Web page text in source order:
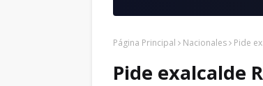
Página Principal Nacionales Pide
Pide exalcalde